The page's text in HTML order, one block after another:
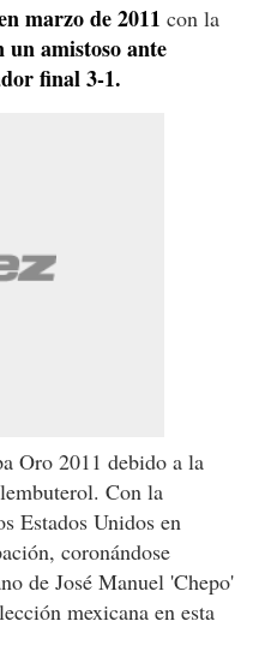
marzo de 2011 con la
un amistoso ante
final 3-1.
Oro 2011 debido a la
Con la
Estados Unidos en
coronándose
de José Manuel 'Chepo'
mexicana en esta